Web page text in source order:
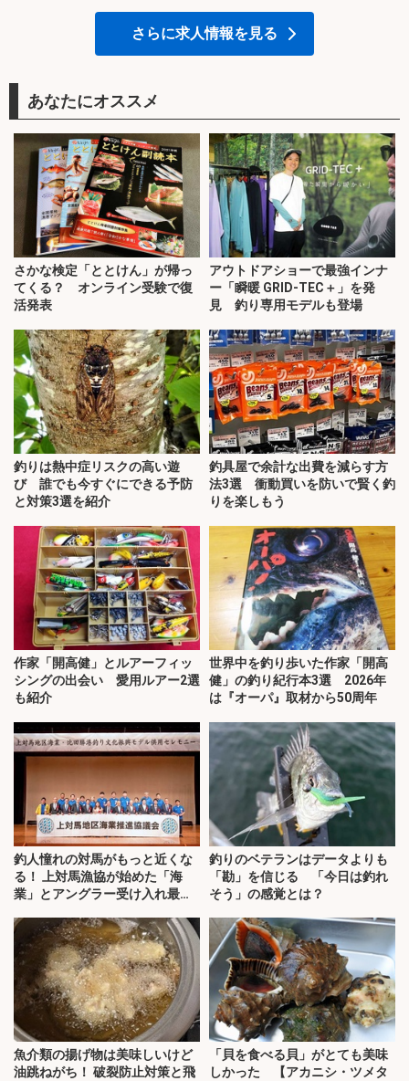
さらに求人情報を見る
あなたにオススメ
さかな検定「ととけん」が帰っ
てくる？ オンライン受験で復
活発表
アウトドアショーで最強インナ
ー「瞬暖 GRID-TEC＋」を発
見 釣り専用モデルも登場
釣りは熱中症リスクの高い遊
び 誰でも今すぐにできる予防
と対策3選を紹介
釣具屋で余計な出費を減らす方
法3選 衝動買いを防いで賢く釣
りを楽しもう
作家「開高健」とルアーフィッ
シングの出会い 愛用ルアー2選
も紹介
世界中を釣り歩いた作家「開高
健」の釣り紀行本3選 2026年
は『オーパ』取材から50周年
釣人憧れの対馬がもっと近くな
る！ 上対馬漁協が始めた「海
業」とアングラー受け入れ最前
釣りのベテランはデータよりも
「勘」を信じる 「今日は釣れ
そう」の感覚とは？
魚介類の揚げ物は美味しいけど
油跳ねがち！ 破裂防止対策と飛
「貝を食べる貝」がとても美味
しかった 【アカニシ・ツメタ